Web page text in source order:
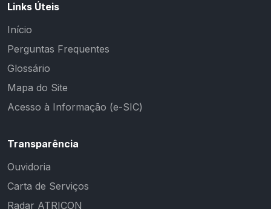
Links Úteis
Início
Perguntas Frequentes
Glossário
Mapa do Site
Acesso à Informação (e-SIC)
Transparência
Ouvidoria
Carta de Serviços
Radar ATRICON